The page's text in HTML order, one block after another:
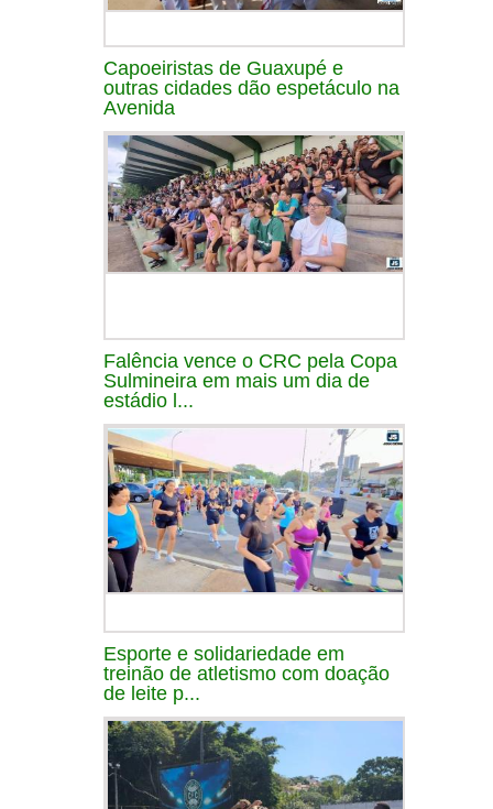
Capoeiristas de Guaxupé e
outras cidades dão espetáculo na
Avenida
Falência vence o CRC pela Copa
Sulmineira em mais um dia de
estádio l...
Esporte e solidariedade em
treinão de atletismo com doação
de leite p...